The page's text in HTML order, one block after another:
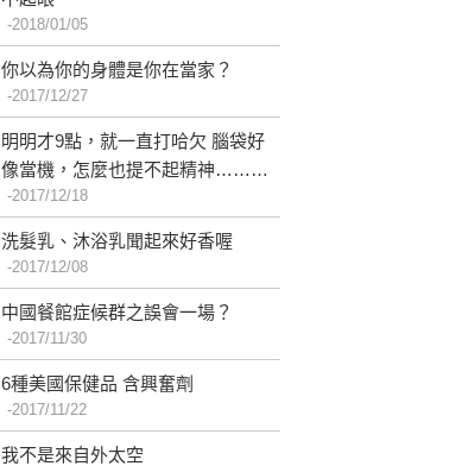
2018/01/05
你以為你的身體是你在當家？
2017/12/27
明明才9點，就一直打哈欠 腦袋好
像當機，怎麼也提不起精神………
2017/12/18
洗髮乳、沐浴乳聞起來好香喔
2017/12/08
中國餐館症候群之誤會一場？
2017/11/30
6種美國保健品 含興奮劑
2017/11/22
我不是來自外太空